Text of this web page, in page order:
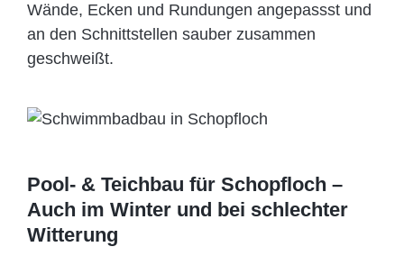
Wände, Ecken und Rundungen angepassst und
an den Schnittstellen sauber zusammen
geschweißt.
Pool- & Teichbau für Schopfloch –
Auch im Winter und bei schlechter
Witterung